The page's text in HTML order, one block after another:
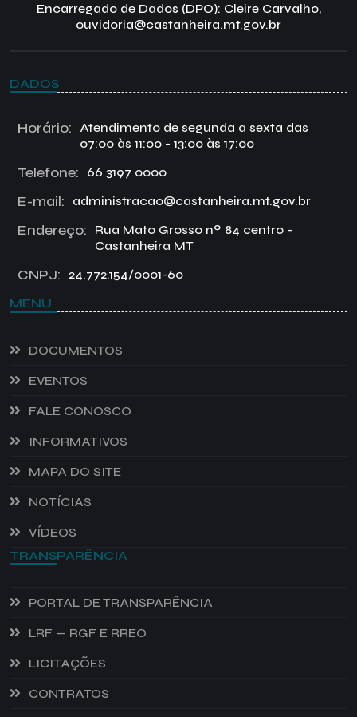
Encarregado de Dados (DPO): Cleire Carvalho,
ouvidoria@castanheira.mt.gov.br
DADOS
Horário:
Atendimento de segunda a sexta das
07:00 às 11:00 - 13:00 às 17:00
Telefone: 66 3197 0000
E-mail: administracao@castanheira.mt.gov.br
Endereço:
Rua Mato Grosso nº 84 centro -
Castanheira MT
CNPJ: 24.772.154/0001-60
MENU
DOCUMENTOS
EVENTOS
FALE CONOSCO
INFORMATIVOS
MAPA DO SITE
NOTÍCIAS
VÍDEOS
TRANSPARÊNCIA
PORTAL DE TRANSPARÊNCIA
LRF — RGF E RREO
LICITAÇÕES
CONTRATOS